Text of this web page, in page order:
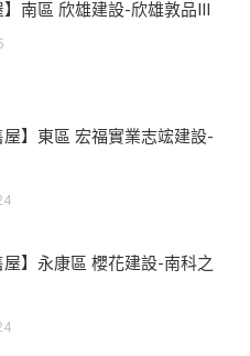
】南區 欣雄建設-欣雄敦品III
屋】東區 宏福實業志竤建設-
屋】永康區 櫻花建設-南科之